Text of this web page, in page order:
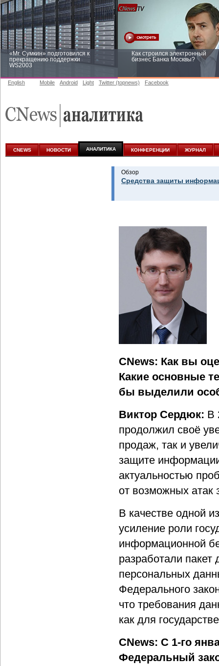
«Mr. Сумкин» подготовился к
прекращению поддержки
WS2003
Как строился электронный
бизнес Банка Москвы?
аналитике
English Mobile Android Light Twitter (topnews) Facebook
CNEWS НОВОСТИ АНАЛИТИКА КОНФЕРЕНЦИИ ЖУРНАЛ
Обзор
Средства защиты
CNews: Как вы
Какие основные
бы выделили
Виктор Сердюк: В
продолжил своё
продаж, так и
защите
актуальностью
от возможных
В качестве одной
усиление роли
информационной
разработали
персональных
Федерального
что требования
как для
CNews: С 1-го
Федеральный